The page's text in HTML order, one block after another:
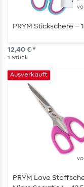
PRYM Stickschere –
12,40 € *
1 Stück
Ausverkauft
PRYM Love